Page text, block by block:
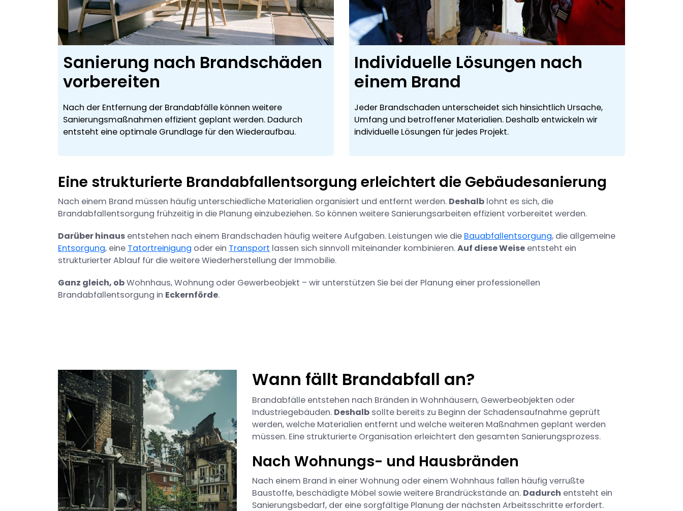
Sanierung nach Brandschäden
vorbereiten
Nach der Entfernung der Brandabfälle können weitere
Sanierungsmaßnahmen effizient geplant werden. Dadurch
entsteht eine optimale Grundlage für den Wiederaufbau.
Individuelle Lösungen nach
einem Brand
Jeder Brandschaden unterscheidet sich hinsichtlich Ursache,
Umfang und betroffener Materialien. Deshalb entwickeln wir
individuelle Lösungen für jedes Projekt.
Eine strukturierte Brandabfallentsorgung erleichtert die Gebäudesanierung
Nach einem Brand müssen häufig unterschiedliche Materialien organisiert und entfernt werden. Deshalb lohnt es sich, die
Brandabfallentsorgung frühzeitig in die Planung einzubeziehen. So können weitere Sanierungsarbeiten effizient vorbereitet werden.
Darüber hinaus entstehen nach einem Brandschaden häufig weitere Aufgaben. Leistungen wie die Bauabfallentsorgung, die allgemeine
Entsorgung, eine Tatortreinigung oder ein Transport lassen sich sinnvoll miteinander kombinieren.Auf diese Weise entsteht ein
strukturierter Ablauf für die weitere Wiederherstellung der Immobilie.
Ganz gleich, obWohnhaus, Wohnung oder Gewerbeobjekt – wir unterstützen Sie bei der Planung einer professionellen
Brandabfallentsorgung in Eckernförde.
Wann fällt Brandabfall an?
Brandabfälle entstehen nach Bränden in Wohnhäusern, Gewerbeobjekten oder
Industriegebäuden. Deshalb sollte bereits zu Beginn der Schadensaufnahme geprüft
werden, welche Materialien entfernt und welche weiteren Maßnahmen geplant werden
müssen. Eine strukturierte Organisation erleichtert den gesamten Sanierungsprozess.
Nach Wohnungs- und Hausbränden
Nach einem Brand in einer Wohnung oder einem Wohnhaus fallen häufig verrußte
Baustoffe, beschädigte Möbel sowie weitere Brandrückstände an. Dadurch entsteht ein
Sanierungsbedarf, der eine sorgfältige Planung der nächsten Arbeitsschritte erfordert.